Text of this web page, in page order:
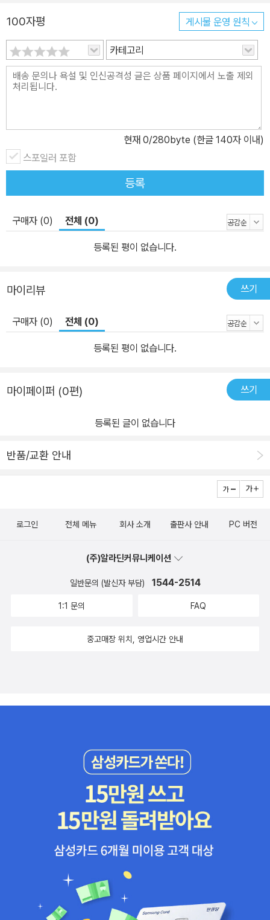
100자평 게시물 운영 원칙
카테고리
현재 0/280byte (한글 140자 이내)
스포일러 포함
등록
구매자 (0) 전체 (0)
등록된 평이 없습니다.
마이리뷰 쓰기
구매자 (0) 전체 (0)
등록된 평이 없습니다.
마이페이퍼 (0편) 쓰기
등록된 글이 없습니다
반품/교환 안내
로그인 전체 메뉴 회사 소개 출판사 안내 PC 버전
(주)알라딘커뮤니케이션
일반문의 (발신자 부담) 1544-2514
1:1 문의 FAQ
중고매장 위치, 영업시간 안내